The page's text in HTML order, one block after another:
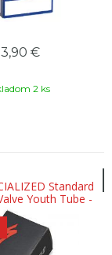
3,90 €
2 ks
Standard
Youth Tube -
20